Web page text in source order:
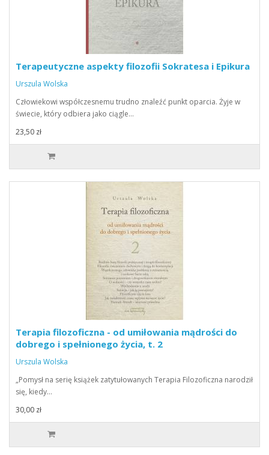
Terapeutyczne aspekty filozofii Sokratesa i Epikura
Urszula Wolska
Człowiekowi współczesnemu trudno znaleźć punkt oparcia. Żyje w
świecie, który odbiera jako ciągle…
23,50 zł
Terapia filozoficzna - od umiłowania mądrości do
dobrego i spełnionego życia, t. 2
Urszula Wolska
„Pomysł na serię książek zatytułowanych Terapia Filozoficzna narodził
się, kiedy…
30,00 zł